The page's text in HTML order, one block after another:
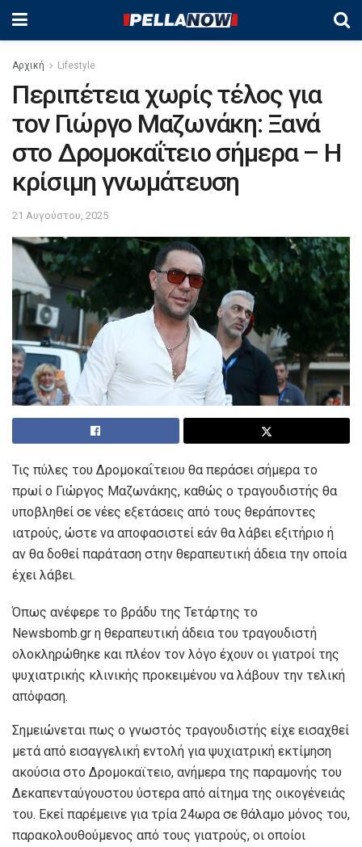
Αρχική Lifestyle
Περιπέτεια χωρίς τέλος για
τον Γιώργο Μαζωνάκη: Ξανά
στο Δρομοκαΐτειο σήμερα – Η
κρίσιμη γνωμάτευση
21 Αυγούστου, 2025
Τις πύλες του Δρομοκαΐτειου θα περάσει σήμερα το
πρωί ο Γιώργος Μαζωνάκης, καθώς ο τραγουδιστής θα
υποβληθεί σε νέες εξετάσεις από τους θεράποντες
ιατρούς, ώστε να αποφασιστεί εάν θα λάβει εξιτήριο ή
αν θα δοθεί παράταση στην θεραπευτική άδεια την οποία
έχει λάβει.
Όπως ανέφερε το βράδυ της Τετάρτης το
Newsbomb.gr η θεραπευτική άδεια του τραγουδιστή
ολοκληρώθηκε και πλέον τον λόγο έχουν οι γιατροί της
ψυχιατρικής κλινικής προκειμένου να λάβουν την τελική
απόφαση.
Σημειώνεται πως ο γνωστός τραγουδιστής είχε εισαχθεί
μετά από εισαγγελική εντολή για ψυχιατρική εκτίμηση
ακούσια στο Δρομοκαϊτειο, ανήμερα της παραμονής του
Δεκαπενταύγουστου ύστερα από αίτημα της οικογένειάς
του. Εκεί παρέμεινε για τρία 24ωρα σε θάλαμο μόνος του,
παρακολουθούμενος από τους γιατρούς, οι οποίοι